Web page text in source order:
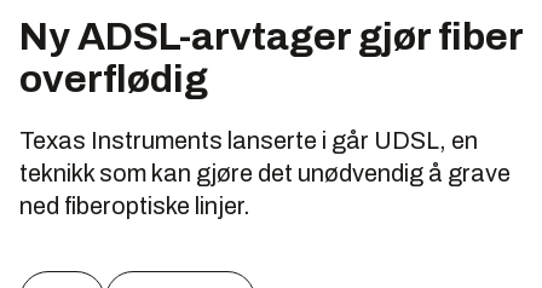
Ny ADSL-arvtager gjør fiber
overflødig
Texas Instruments lanserte i går UDSL, en
teknikk som kan gjøre det unødvendig å grave
ned fiberoptiske linjer.